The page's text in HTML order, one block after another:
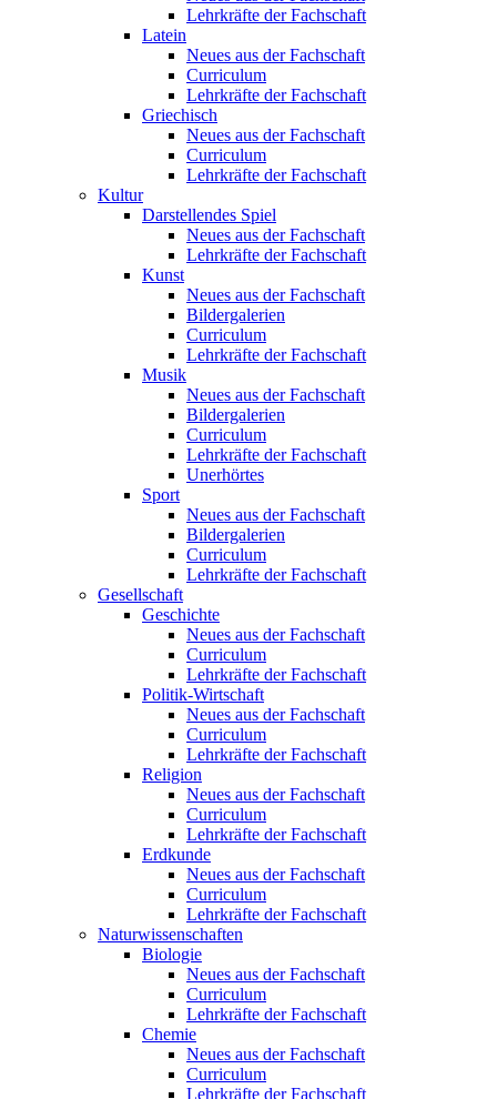
Lehrkräfte der Fachschaft
Latein
Neues aus der Fachschaft
Curriculum
Lehrkräfte der Fachschaft
Griechisch
Neues aus der Fachschaft
Curriculum
Lehrkräfte der Fachschaft
Kultur
Darstellendes Spiel
Neues aus der Fachschaft
Lehrkräfte der Fachschaft
Kunst
Neues aus der Fachschaft
Bildergalerien
Curriculum
Lehrkräfte der Fachschaft
Musik
Neues aus der Fachschaft
Bildergalerien
Curriculum
Lehrkräfte der Fachschaft
Unerhörtes
Sport
Neues aus der Fachschaft
Bildergalerien
Curriculum
Lehrkräfte der Fachschaft
Gesellschaft
Geschichte
Neues aus der Fachschaft
Curriculum
Lehrkräfte der Fachschaft
Politik-Wirtschaft
Neues aus der Fachschaft
Curriculum
Lehrkräfte der Fachschaft
Religion
Neues aus der Fachschaft
Curriculum
Lehrkräfte der Fachschaft
Erdkunde
Neues aus der Fachschaft
Curriculum
Lehrkräfte der Fachschaft
Naturwissenschaften
Biologie
Neues aus der Fachschaft
Curriculum
Lehrkräfte der Fachschaft
Chemie
Neues aus der Fachschaft
Curriculum
Lehrkräfte der Fachschaft